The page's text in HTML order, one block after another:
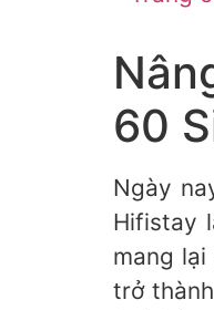
60
Ngày
Hifistay
mang
trở